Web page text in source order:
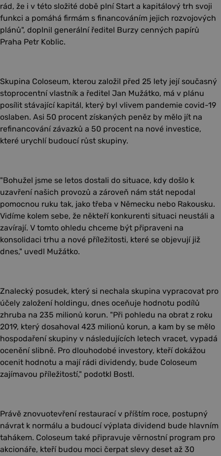
rád, že i v této složité době plní Start a kapitálový trh svoji
funkci a pomáhá firmám s financováním jejich rozvojových
plánů", doplnil generální ředitel Burzy cenných papírů
Praha Petr Koblic.
Skupina Coloseum, kterou založil před 25 lety její současný
stoprocentní vlastník a ředitel Jan Mužátko, má v plánu
posílit stávající kapitál, který byl vlivem pandemie covid-19
oslaben. Asi 50 procent získaných peněz by mělo jít na
refinancování závazků a 50 procent na nové investice,
které urychlí budoucí růst skupiny.
"Bohužel jsme se letos dostali do situace, kdy došlo k
uzavření našich provozů a zároveň nám stát nepodal
pomocnou ruku tak, jako třeba v Německu nebo Rakousku.
Vidíme kolem sebe, že někteří konkurenti situaci neustáli a
zavírají. V tomto ohledu chceme být připraveni na
konsolidaci trhu a nové příležitosti, které se objevují již
dnes," uvedl Mužátko.
Znalecký posudek, který si nechala skupina vypracovat pro
účely založení holdingu, dnes oceňuje hodnotu podílů
zhruba na 235 milionů korun. "Při pohledu na obrat z roku
2019, který dosahoval 423 milionů korun, a kam by se mělo
hospodaření skupiny v následujících letech vracet, vypadá
ocenění slibně. Pro dlouhodobé investory, kteří dokážou
ocenit hodnotu a mají rádi dividendy, bude Coloseum
zajímavou příležitostí," podotkl Bostl.
Právě znovuotevření restaurací v příštím roce, postupný
návrat k normálu a budoucí výplata dividend bude hlavním
tahákem. Coloseum také připravuje věrnostní program pro
akcionáře, kteří budou moci čerpat slevy deset až 30